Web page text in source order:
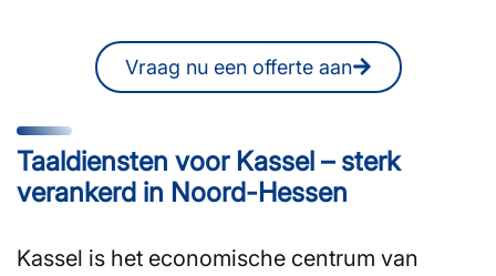
Vraag nu een offerte aan
Taaldiensten voor Kassel – sterk
verankerd in Noord-Hessen
Kassel is het economische centrum van